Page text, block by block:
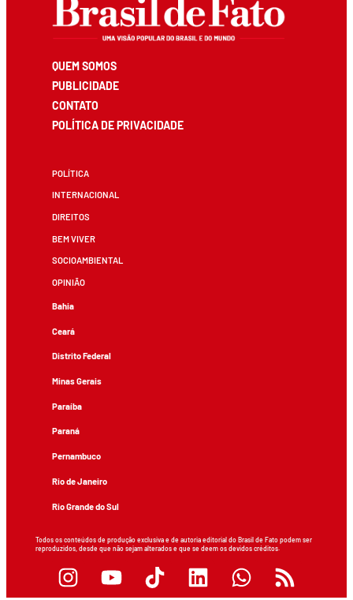
QUEM SOMOS
PUBLICIDADE
CONTATO
POLÍTICA DE PRIVACIDADE
POLÍTICA
INTERNACIONAL
DIREITOS
BEM VIVER
SOCIOAMBIENTAL
OPINIÃO
Bahia
Ceará
Distrito Federal
Minas Gerais
Paraíba
Paraná
Pernambuco
Rio de Janeiro
Rio Grande do Sul
Todos os conteúdos de produção exclusiva e de autoria editorial do Brasil de Fato podem ser
reproduzidos, desde que não sejam alterados e que se deem os devidos créditos.